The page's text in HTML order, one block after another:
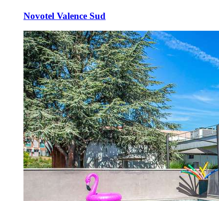
Novotel Valence Sud